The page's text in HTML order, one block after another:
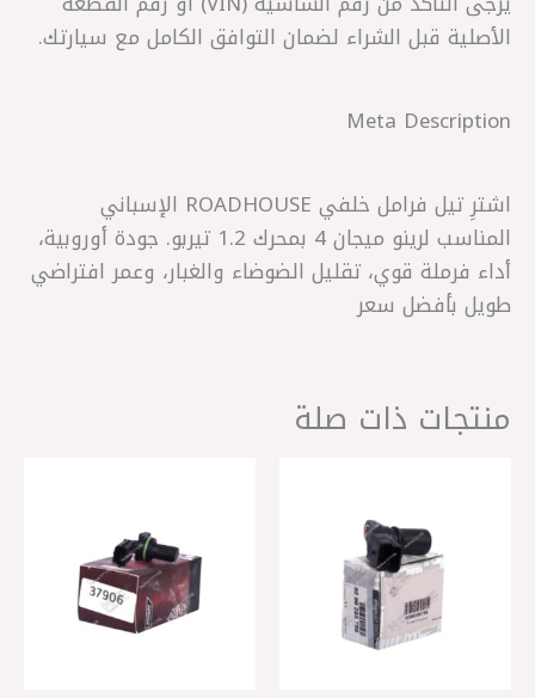
الأصلية قبل الشراء لضمان التوافق الكامل مع سيارتك.
Meta Description
اشترِ تيل فرامل خلفي ROADHOUSE الإسباني
المناسب لرينو ميجان 4 بمحرك 1.2 تيربو. جودة أوروبية،
أداء فرملة قوي، تقليل الضوضاء والغبار، وعمر افتراضي
طويل بأفضل سعر
منتجات ذات صلة